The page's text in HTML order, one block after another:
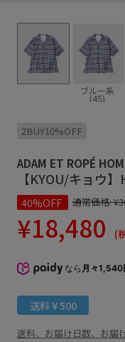
ブルー系
(45)
2BUY10%OFF
ADAM ET ROPÉ
【KYOU/キョウ
40%OFF 通常価格:
¥18,480 (
なら 月々1,540
送料￥500
送料、お届け日数、お届